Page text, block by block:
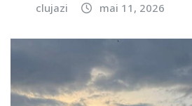
clujazi mai 11, 2026